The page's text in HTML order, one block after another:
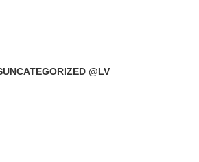
UNCATEGORIZED @LV